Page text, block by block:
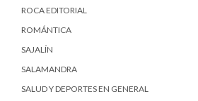
ROCA EDITORIAL
ROMÁNTICA
SAJALÍN
SALAMANDRA
SALUD Y DEPORTES EN GENERAL